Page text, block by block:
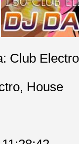
Club
House